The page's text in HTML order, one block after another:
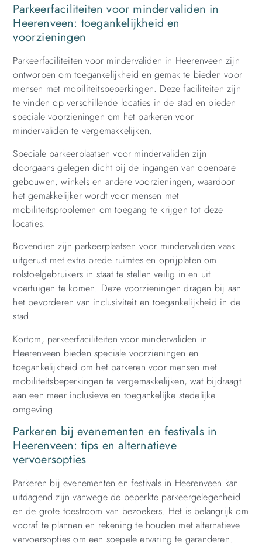
Parkeerfaciliteiten voor mindervaliden in
Heerenveen: toegankelijkheid en
voorzieningen
Parkeerfaciliteiten voor mindervaliden in Heerenveen zijn
ontworpen om toegankelijkheid en gemak te bieden voor
mensen met mobiliteitsbeperkingen. Deze faciliteiten zijn
te vinden op verschillende locaties in de stad en bieden
speciale voorzieningen om het parkeren voor
mindervaliden te vergemakkelijken.
Speciale parkeerplaatsen voor mindervaliden zijn
doorgaans gelegen dicht bij de ingangen van openbare
gebouwen, winkels en andere voorzieningen, waardoor
het gemakkelijker wordt voor mensen met
mobiliteitsproblemen om toegang te krijgen tot deze
locaties.
Bovendien zijn parkeerplaatsen voor mindervaliden vaak
uitgerust met extra brede ruimtes en oprijplaten om
rolstoelgebruikers in staat te stellen veilig in en uit
voertuigen te komen. Deze voorzieningen dragen bij aan
het bevorderen van inclusiviteit en toegankelijkheid in de
stad.
Kortom, parkeerfaciliteiten voor mindervaliden in
Heerenveen bieden speciale voorzieningen en
toegankelijkheid om het parkeren voor mensen met
mobiliteitsbeperkingen te vergemakkelijken, wat bijdraagt
aan een meer inclusieve en toegankelijke stedelijke
omgeving.
Parkeren bij evenementen en festivals in
Heerenveen: tips en alternatieve
vervoersopties
Parkeren bij evenementen en festivals in Heerenveen kan
uitdagend zijn vanwege de beperkte parkeergelegenheid
en de grote toestroom van bezoekers. Het is belangrijk om
vooraf te plannen en rekening te houden met alternatieve
vervoersopties om een soepele ervaring te garanderen.